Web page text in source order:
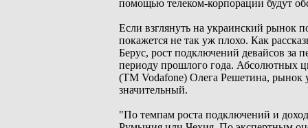
помощью телеком-корпорации будут
Если взглянуть на украинский рынок
покажется не так уж плохо. Как
Берус, рост подключений девайсов за
периоду прошлого года. Абсолютных
(ТМ Vodafone) Олега Решетина, рынок
значительный.
"По темпам роста подключений и